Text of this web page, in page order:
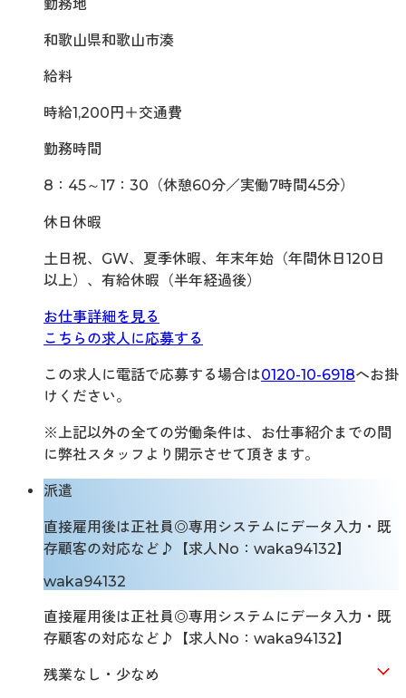
勤務地
和歌山県和歌山市湊
給料
時給1,200円＋交通費
勤務時間
8：45～17：30（休憩60分／実働7時間45分）
休日休暇
土日祝、GW、夏季休暇、年末年始（年間休日120日
以上）、有給休暇（半年経過後）
お仕事詳細を見る
こちらの求人に応募する
この求人に電話で応募する場合は0120-10-6918へお掛
けください。
※上記以外の全ての労働条件は、お仕事紹介までの間
に弊社スタッフより開示させて頂きます。
派遣
直接雇用後は正社員◎専用システムにデータ入力・既
存顧客の対応など♪【求人No：waka94132】
waka94132
直接雇用後は正社員◎専用システムにデータ入力・既
存顧客の対応など♪【求人No：waka94132】
残業なし・少なめ